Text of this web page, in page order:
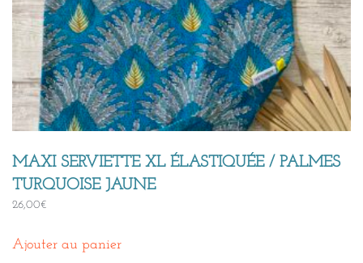
MAXI SERVIETTE XL ÉLASTIQUÉE / PALMES
TURQUOISE JAUNE
26,00€
Ajouter au panier